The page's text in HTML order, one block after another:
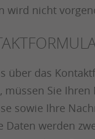
wird nicht
über das
müssen Sie
sowie Ihre
Daten werden